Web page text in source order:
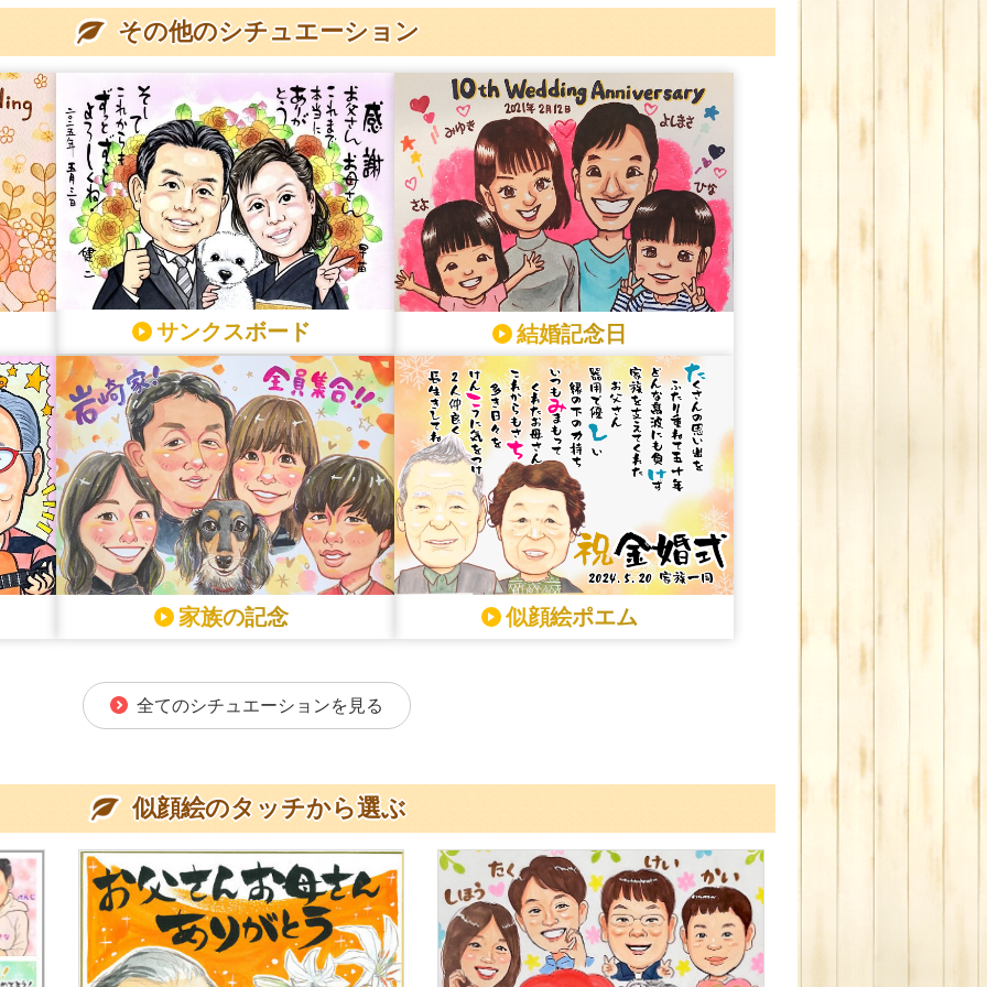
その他のシチュエーション
サンクスボード 結婚記念日
家族の記念 似顔絵ポエム
全てのシチュエーションを見る
似顔絵のタッチから選ぶ